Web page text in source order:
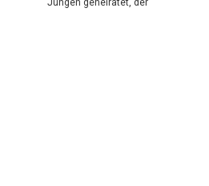
Jungen geheiratet, der